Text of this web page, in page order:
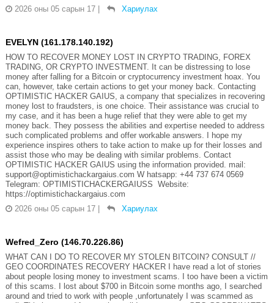
2026 оны 05 сарын 17
Хариулах
EVELYN (161.178.140.192)
HOW TO RECOVER MONEY LOST IN CRYPTO TRADING, FOREX
TRADING, OR CRYPTO INVESTMENT. It can be distressing to lose
money after falling for a Bitcoin or cryptocurrency investment hoax. You
can, however, take certain actions to get your money back. Contacting
OPTIMISTIC HACKER GAIUS, a company that specializes in recovering
money lost to fraudsters, is one choice. Their assistance was crucial to
my case, and it has been a huge relief that they were able to get my
money back. They possess the abilities and expertise needed to address
such complicated problems and offer workable answers. I hope my
experience inspires others to take action to make up for their losses and
assist those who may be dealing with similar problems. Contact
OPTIMISTIC HACKER GAIUS using the information provided. mail:
support@optimistichackargaius.com W hatsapp: +44 737 674 0569
Telegram: OPTIMISTICHACKERGAIUSS Website:
https://optimistichackargaius.com
2026 оны 05 сарын 17
Хариулах
Wefred_Zero (146.70.226.86)
WHAT CAN I DO TO RECOVER MY STOLEN BITCOIN? CONSULT //
GEO COORDINATES RECOVERY HACKER I have read a lot of stories
about people losing money to investment scams. I too have been a victim
of this scams. I lost about $700 in Bitcoin some months ago, I searched
around and tried to work with people ,unfortunately I was scammed as